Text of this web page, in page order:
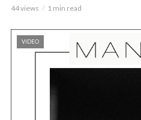
44 views 1 min read
VIDEO